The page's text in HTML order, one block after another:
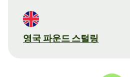
영국 파운드 스털링